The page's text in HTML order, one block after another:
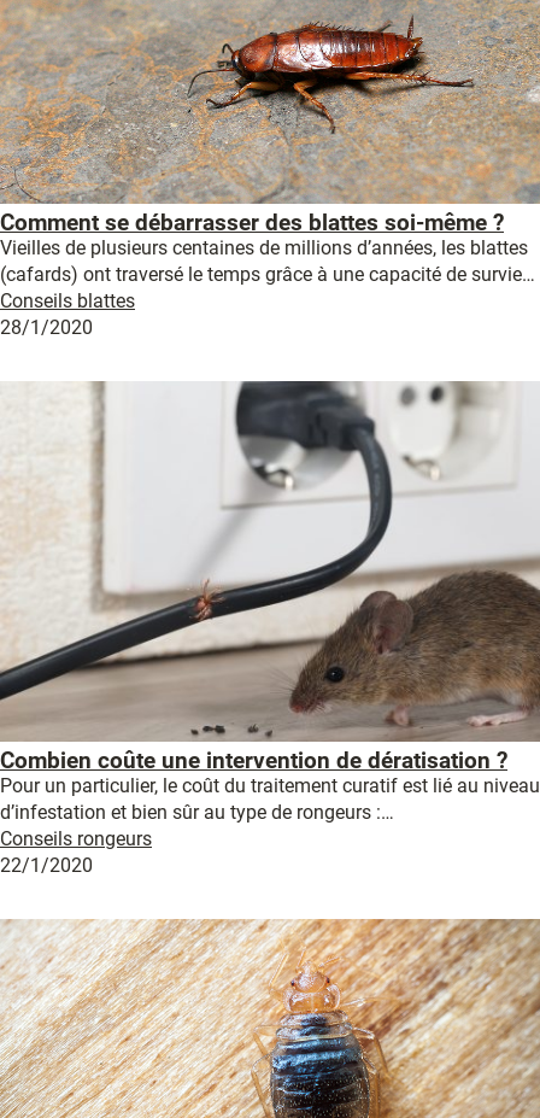
Comment se débarrasser des blattes soi-même ?
Vieilles de plusieurs centaines de millions d’années, les blattes
(cafards) ont traversé le temps grâce à une capacité de survie…
Conseils blattes
28/1/2020
Combien coûte une intervention de dératisation ?
Pour un particulier, le coût du traitement curatif est lié au niveau
d’infestation et bien sûr au type de rongeurs :…
Conseils rongeurs
22/1/2020